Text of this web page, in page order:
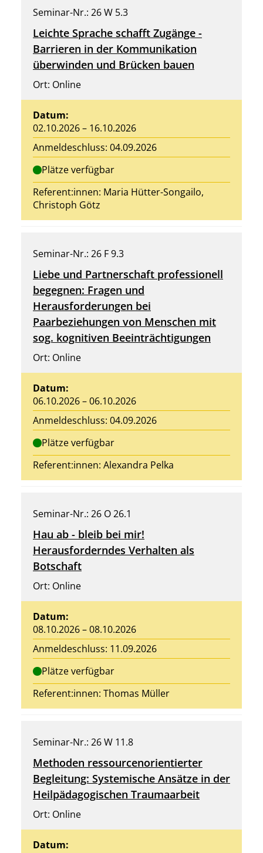
Seminar-Nr.: 26 W 5.3
Leichte Sprache schafft Zugänge -
Barrieren in der Kommunikation
überwinden und Brücken bauen
Ort: Online
Datum:
02.10.2026 – 16.10.2026
Anmeldeschluss: 04.09.2026
Plätze verfügbar
Referent:innen: Maria Hütter-Songailo,
Christoph Götz
Seminar-Nr.: 26 F 9.3
Liebe und Partnerschaft professionell
begegnen: Fragen und
Herausforderungen bei
Paarbeziehungen von Menschen mit
sog. kognitiven Beeinträchtigungen
Ort: Online
Datum:
06.10.2026 – 06.10.2026
Anmeldeschluss: 04.09.2026
Plätze verfügbar
Referent:innen: Alexandra Pelka
Seminar-Nr.: 26 O 26.1
Hau ab - bleib bei mir!
Herausforderndes Verhalten als
Botschaft
Ort: Online
Datum:
08.10.2026 – 08.10.2026
Anmeldeschluss: 11.09.2026
Plätze verfügbar
Referent:innen: Thomas Müller
Seminar-Nr.: 26 W 11.8
Methoden ressourcenorientierter
Begleitung: Systemische Ansätze in der
Heilpädagogischen Traumaarbeit
Ort: Online
Datum: